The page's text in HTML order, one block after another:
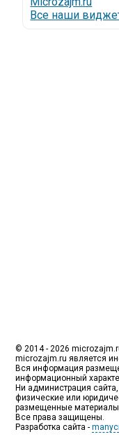
Все наши
© 2014 - 2026
microzajm.ru является
Вся информация
информационный
Ни администрация
физические или
размещенные
Все права защищены.
Разработка сайта -